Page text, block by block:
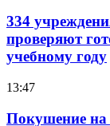
334
проверяют
учебному году
13:47
Покушение на